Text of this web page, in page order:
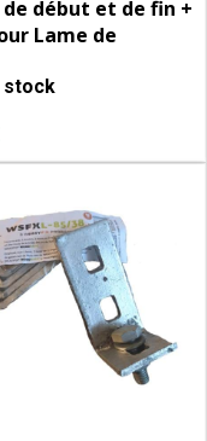
de début et de fin +
Lame de
stock